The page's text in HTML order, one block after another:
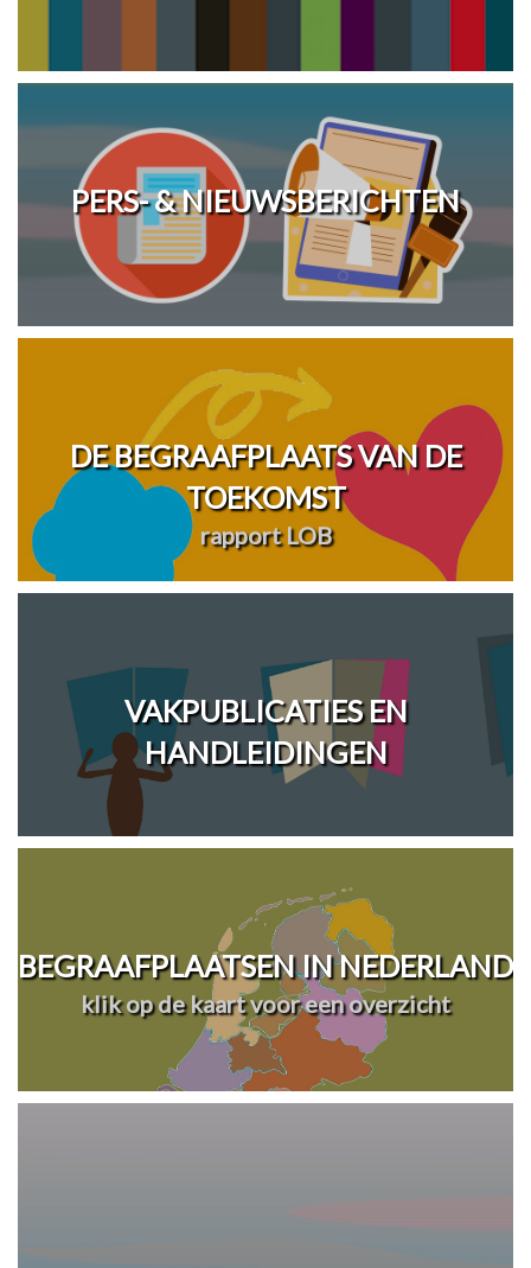
PERS- & NIEUWSBERICHTEN
DE BEGRAAFPLAATS VAN DE
TOEKOMST
rapport LOB
VAKPUBLICATIES EN
HANDLEIDINGEN
BEGRAAFPLAATSEN IN NEDERLAND
klik op de kaart voor een overzicht